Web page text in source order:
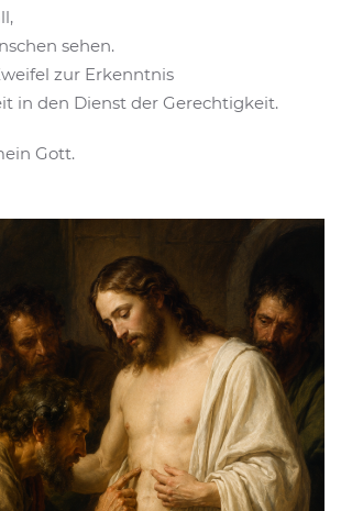
sehen.
zur Erkenntnis
in den Dienst der Gerechtigkeit.
Gott.